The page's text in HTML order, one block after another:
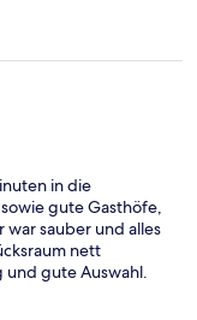
in die
gute Gasthöfe,
war sauber und alles
nett
und gute Auswahl.
kann das Hotel